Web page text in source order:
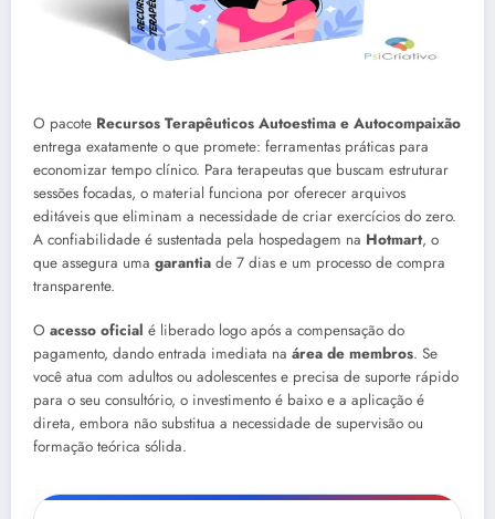
O pacote Recursos Terapêuticos Autoestima e Autocompaixão
entrega exatamente o que promete: ferramentas práticas para
economizar tempo clínico. Para terapeutas que buscam estruturar
sessões focadas, o material funciona por oferecer arquivos
editáveis que eliminam a necessidade de criar exercícios do zero.
A confiabilidade é sustentada pela hospedagem na Hotmart, o
que assegura uma garantia de 7 dias e um processo de compra
transparente.
O acesso oficial é liberado logo após a compensação do
pagamento, dando entrada imediata na área de membros. Se
você atua com adultos ou adolescentes e precisa de suporte rápido
para o seu consultório, o investimento é baixo e a aplicação é
direta, embora não substitua a necessidade de supervisão ou
formação teórica sólida.